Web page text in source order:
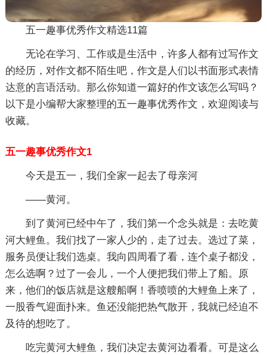
五一趣事优秀作文精选11篇
无论在学习、工作或是生活中，许多人都有过写作文
的经历，对作文都不陌生吧，作文是人们以书面形式表情
达意的言语活动。那么你知道一篇好的作文该怎么写吗？
以下是小编帮大家整理的五一趣事优秀作文，欢迎阅读与
收藏。
五一趣事优秀作文1
今天是五一，我们全家一起去了母亲河
——黄河。
到了黄河已经中午了，我们第一个念头就是：去吃黄
河大鲤鱼。我们找了一家人少的，走了过去。选过了菜，
服务员便让我们选桌。我向四周看了看，连个桌子都没，
怎么选啊？过了一会儿，一个人便把我们带上了船。原
来，他们的饭店就是这艘船啊！香喷喷的大鲤鱼上来了，
一股香气迎面扑来。鱼还没能把热气散开，我就已经迫不
及待的想吃了。
吃完黄河大鲤鱼，我们决定去黄河边看看。可是这么